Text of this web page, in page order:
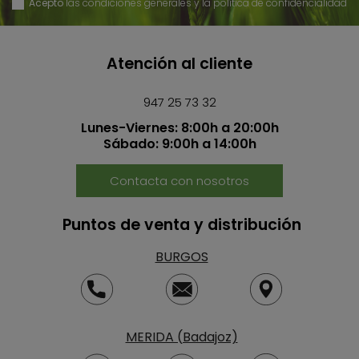
Acepto las condiciones generales y la política de confidencialidad
Atención al cliente
947 25 73 32
Lunes-Viernes: 8:00h a 20:00h
Sábado: 9:00h a 14:00h
Contacta con nosotros
Puntos de venta y distribución
BURGOS
MERIDA (Badajoz)